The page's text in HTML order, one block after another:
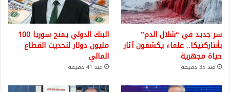
سر جديد في “شلال الدم”
بأنتاركتيكا.. علماء يكشفون آثار
حياة مجهرية
منذ 35 دقيقة
البنك الدولي يمنح سوريا 100
مليون دولار لتحديث القطاع
المالي
منذ 41 دقيقة